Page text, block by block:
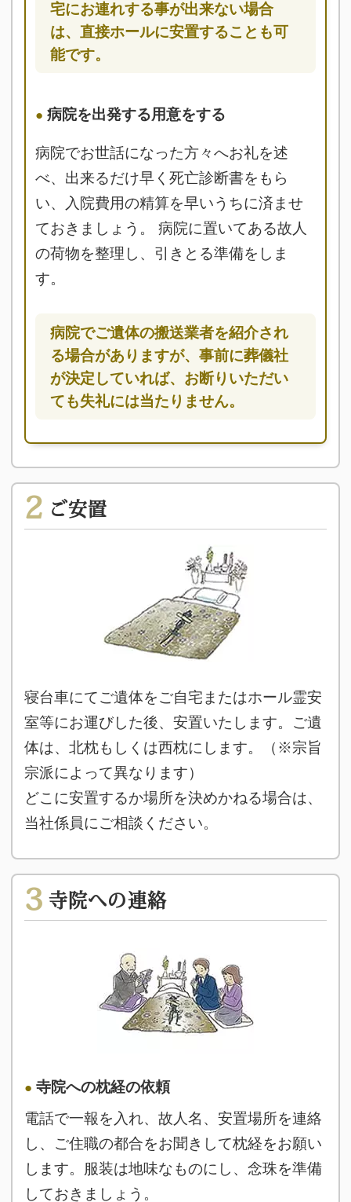
宅にお連れする事が出来ない場合
は、直接ホールに安置することも可
能です。
病院を出発する用意をする
病院でお世話になった方々へお礼を述
べ、出来るだけ早く死亡診断書をもら
い、入院費用の精算を早いうちに済ませ
ておきましょう。 病院に置いてある故人
の荷物を整理し、引きとる準備をしま
す。
病院でご遺体の搬送業者を紹介され
る場合がありますが、事前に葬儀社
が決定していれば、お断りいただい
ても失礼には当たりません。
2 ご安置
寝台車にてご遺体をご自宅またはホール霊安
室等にお運びした後、安置いたします。ご遺
体は、北枕もしくは西枕にします。（※宗旨
宗派によって異なります）
どこに安置するか場所を決めかねる場合は、
当社係員にご相談ください。
3 寺院への連絡
寺院への枕経の依頼
電話で一報を入れ、故人名、安置場所を連絡
し、ご住職の都合をお聞きして枕経をお願い
します。服装は地味なものにし、念珠を準備
しておきましょう。